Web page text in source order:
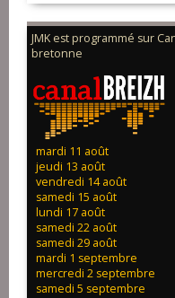
JMK est programmé sur
bretonne
mardi 11 août
jeudi 13 août
vendredi 14 août
samedi 15 août
lundi 17 août
samedi 22 août
samedi 29 août
mardi 1 septembre
mercredi 2 septembre
samedi 5 septembre